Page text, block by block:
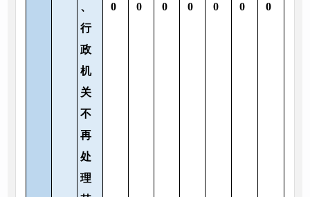
、
行
政
机
关
不
再
处
理
0 0 0 0 0 0 0